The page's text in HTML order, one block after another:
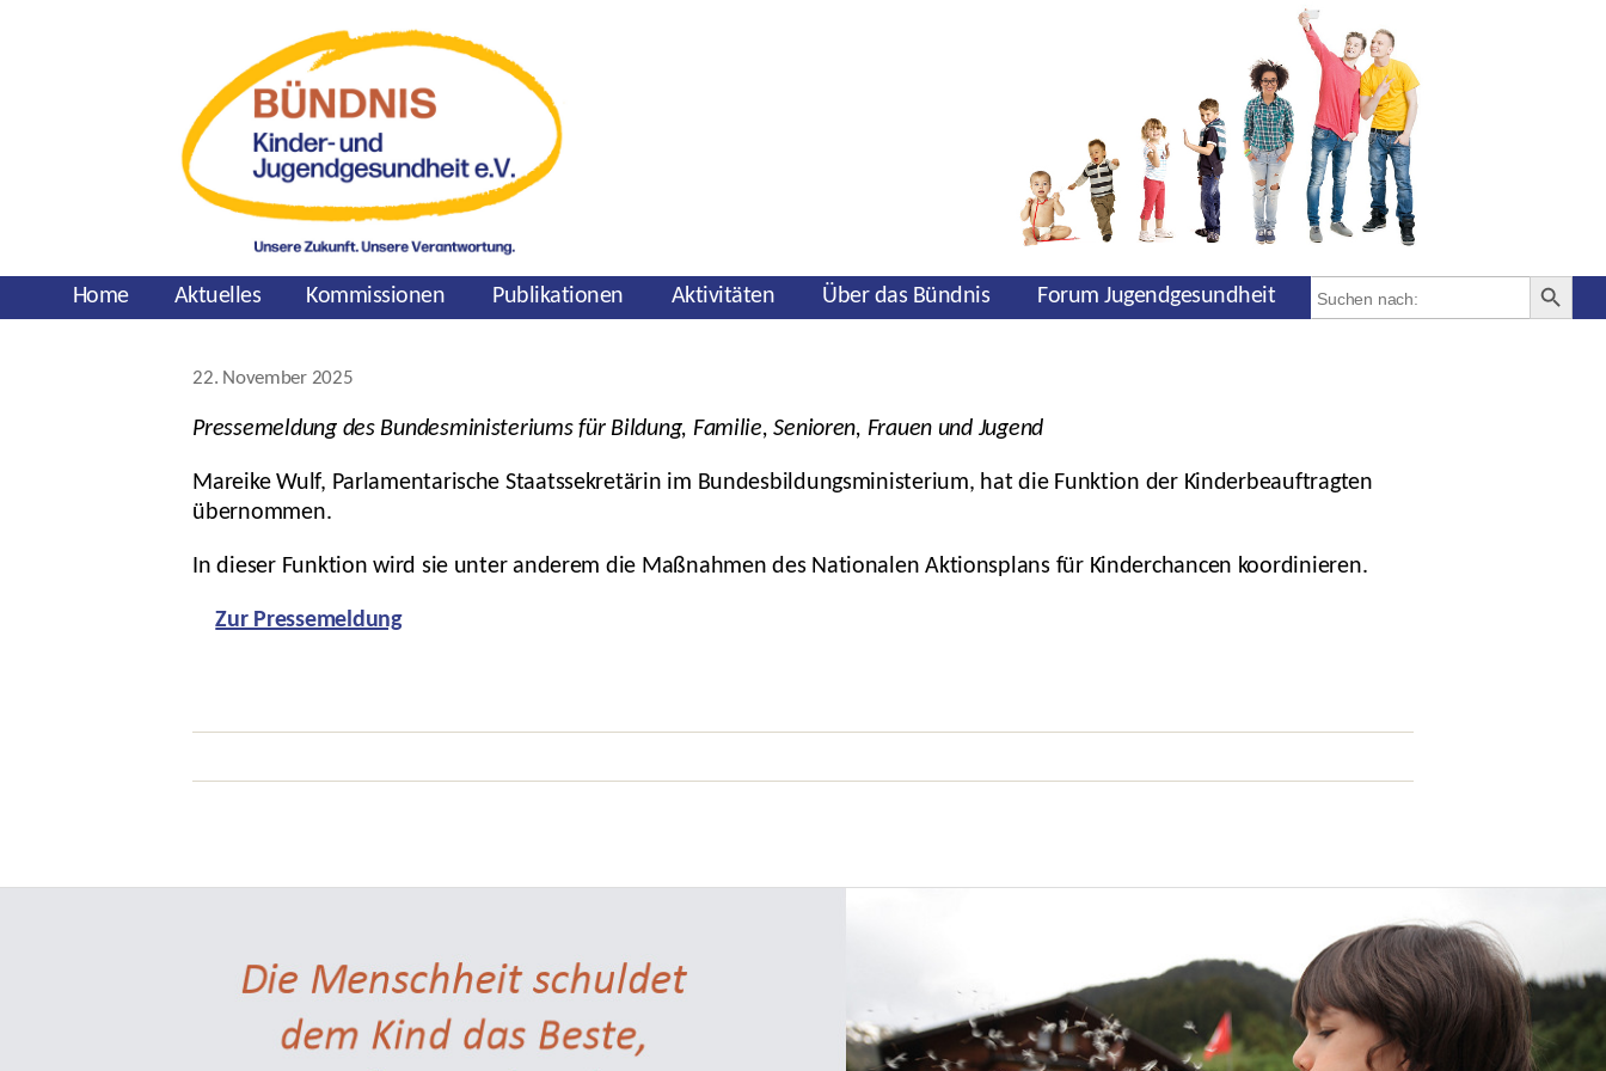
Home Aktuelles Kommissionen Publikationen Aktivitäten Über das Bündnis Forum Jugendgesundheit
for:
SEARCH
Kategorien
Veröffentlichungsdatum
22. November 2025
Pressemeldung des Bundesministeriums für Bildung, Familie, Senioren, Frauen und Jugend
Mareike Wulf, Parlamentarische Staatssekretärin im Bundesbildungsministerium, hat die Funktion der Kinderbeauftragten
übernommen.
In dieser Funktion wird sie unter anderem die Maßnahmen des Nationalen Aktionsplans für Kinderchancen koordinieren.
Zur Pressemeldung